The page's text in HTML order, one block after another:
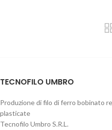
TECNOFILO UMBRO
Produzione di filo di ferro bobinato
plasticate
Tecnofilo Umbro S.R.L.